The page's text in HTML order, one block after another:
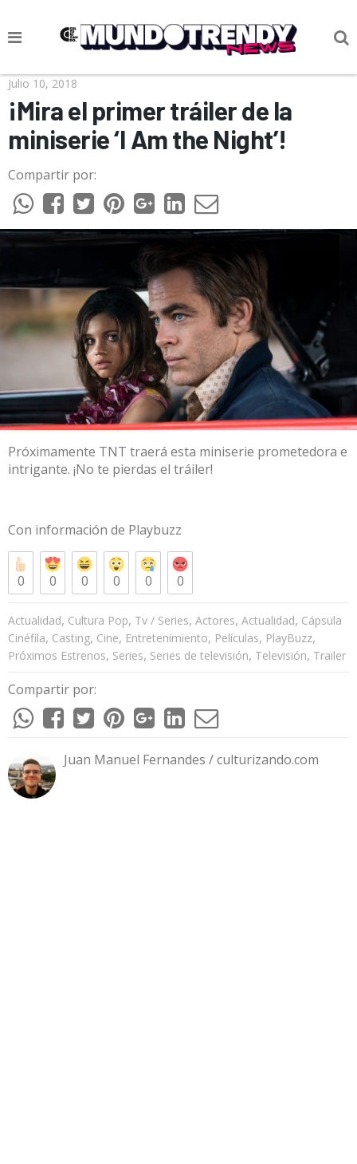
NOTICIAS
CULTURA POP
CIENCIA Y TECNOLOGÍA
VIDA
SOCIEDAD
CULTURIZANDO.COM
Julio 10, 2018
¡Mira el primer tráiler de la
miniserie ‘I Am the Night’!
Compartir por:
Próximamente TNT traerá esta miniserie prometedora e
intrigante. ¡No te pierdas el tráiler!
Con información de Playbuzz
0 0 0 0 0 0
Actualidad, Cultura Pop, Tv / Series, Actores, Actualidad, Cápsula
Cinéfila, Casting, Cine, Entretenimiento, Películas, PlayBuzz,
Próximos Estrenos, Series, Series de televisión, Televisión, Trailer
Compartir por:
Juan Manuel Fernandes / culturizando.com